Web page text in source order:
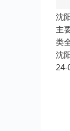
沈
主
类
沈
24-